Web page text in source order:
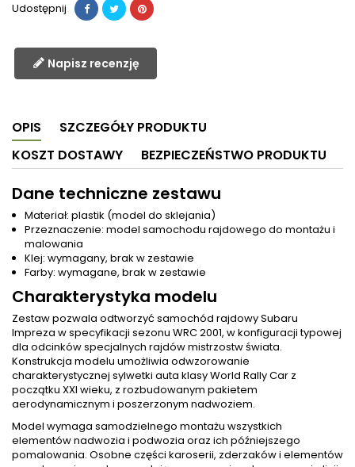
Udostępnij
Napisz recenzję
OPIS
SZCZEGÓŁY PRODUKTU
KOSZT DOSTAWY
BEZPIECZEŃSTWO PRODUKTU
Dane techniczne zestawu
Materiał: plastik (model do sklejania)
Przeznaczenie: model samochodu rajdowego do montażu i
malowania
Klej: wymagany, brak w zestawie
Farby: wymagane, brak w zestawie
Charakterystyka modelu
Zestaw pozwala odtworzyć samochód rajdowy Subaru
Impreza w specyfikacji sezonu WRC 2001, w konfiguracji typowej
dla odcinków specjalnych rajdów mistrzostw świata.
Konstrukcja modelu umożliwia odwzorowanie
charakterystycznej sylwetki auta klasy World Rally Car z
początku XXI wieku, z rozbudowanym pakietem
aerodynamicznym i poszerzonym nadwoziem.
Model wymaga samodzielnego montażu wszystkich
elementów nadwozia i podwozia oraz ich późniejszego
pomalowania. Osobne części karoserii, zderzaków i elementów